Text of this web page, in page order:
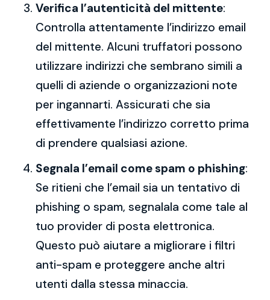
Verifica l’autenticità del mittente:
Controlla attentamente l’indirizzo email
del mittente. Alcuni truffatori possono
utilizzare indirizzi che sembrano simili a
quelli di aziende o organizzazioni note
per ingannarti. Assicurati che sia
effettivamente l’indirizzo corretto prima
di prendere qualsiasi azione.
Segnala l’email come spam o phishing:
Se ritieni che l’email sia un tentativo di
phishing o spam, segnalala come tale al
tuo provider di posta elettronica.
Questo può aiutare a migliorare i filtri
anti-spam e proteggere anche altri
utenti dalla stessa minaccia.